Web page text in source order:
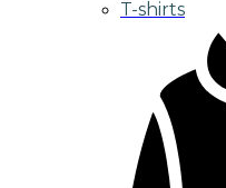
T-shirts